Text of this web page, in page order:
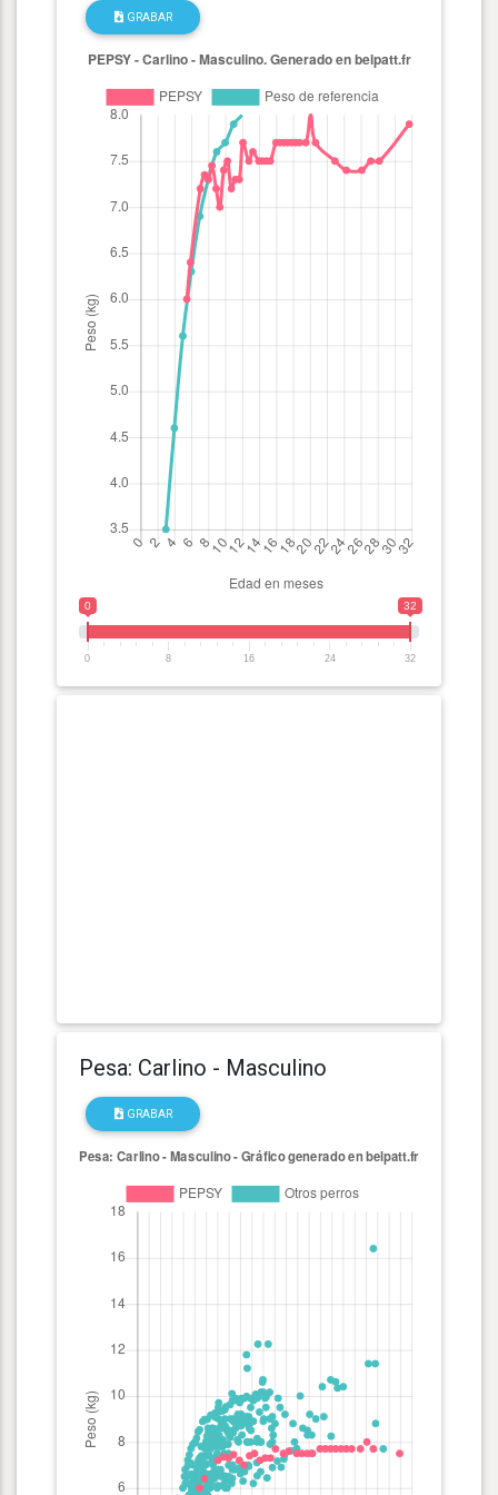
GRABAR
0 32
0 8 16 24 32
Pesa: Carlino - Masculino
GRABAR